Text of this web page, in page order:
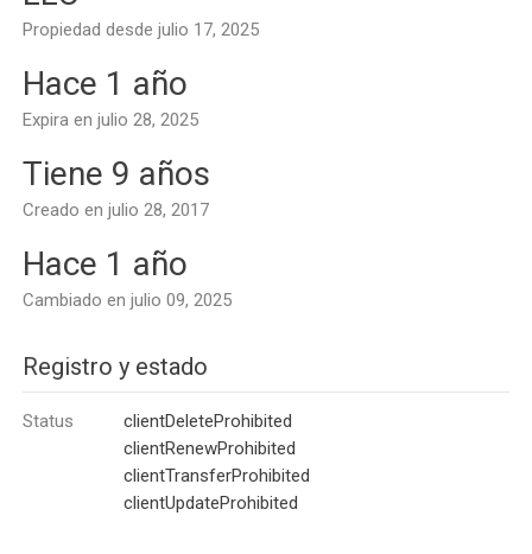
Propiedad desde julio 17, 2025
Hace 1 año
Expira en julio 28, 2025
Tiene 9 años
Creado en julio 28, 2017
Hace 1 año
Cambiado en julio 09, 2025
Registro y estado
Status
clientDeleteProhibited
clientRenewProhibited
clientTransferProhibited
clientUpdateProhibited